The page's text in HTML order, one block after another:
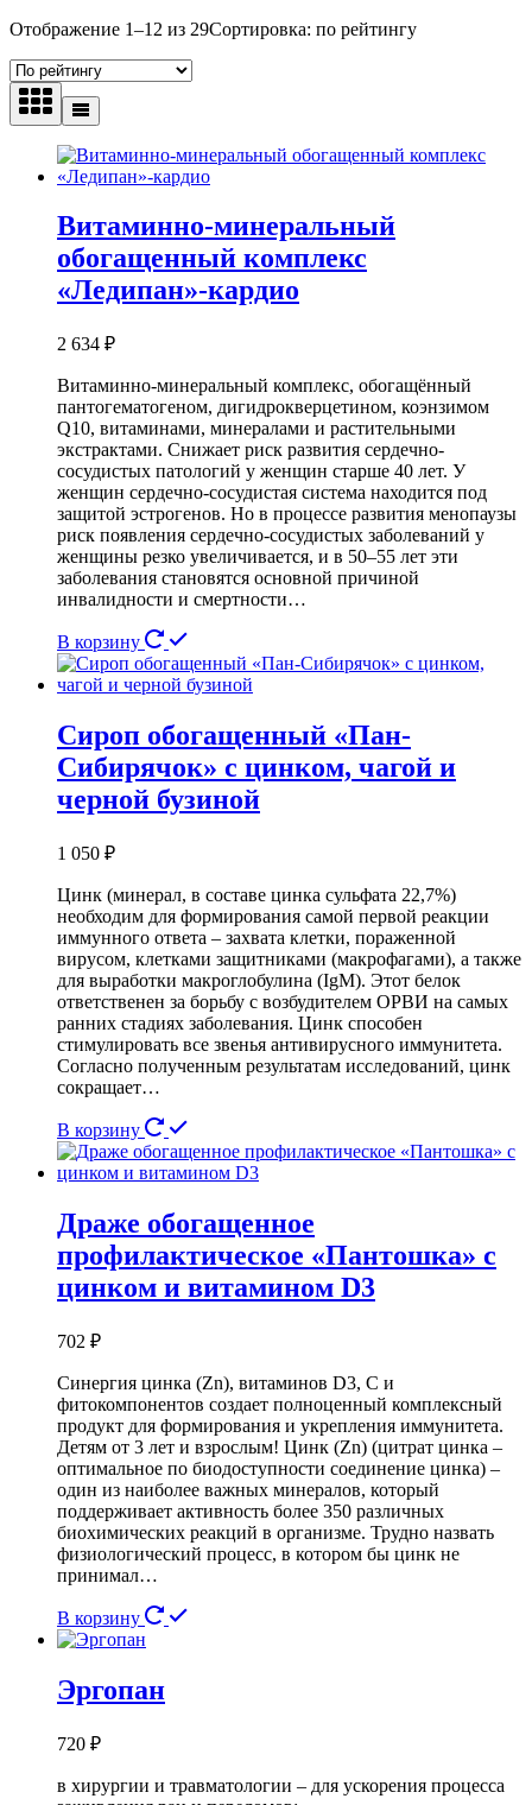
Отображение 1–12 из 29Сортировка: по рейтингу
Витаминно-минеральный
обогащенный комплекс
«Ледипан»-кардио
2 634 ₽
Витаминно-минеральный комплекс, обогащённый
пантогематогеном, дигидрокверцетином, коэнзимом
Q10, витаминами, минералами и растительными
экстрактами. Снижает риск развития сердечно-
сосудистых патологий у женщин старше 40 лет. У
женщин сердечно-сосудистая система находится под
защитой эстрогенов. Но в процессе развития менопаузы
риск появления сердечно-сосудистых заболеваний у
женщины резко увеличивается, и в 50–55 лет эти
заболевания становятся основной причиной
инвалидности и смертности…
В корзину
Сироп обогащенный «Пан-
Сибирячок» с цинком, чагой и
черной бузиной
1 050 ₽
Цинк (минерал, в составе цинка сульфата 22,7%)
необходим для формирования самой первой реакции
иммунного ответа – захвата клетки, пораженной
вирусом, клетками защитниками (макрофагами), а также
для выработки макроглобулина (IgM). Этот белок
ответственен за борьбу с возбудителем ОРВИ на самых
ранних стадиях заболевания. Цинк способен
стимулировать все звенья антивирусного иммунитета.
Согласно полученным результатам исследований, цинк
сокращает…
В корзину
Драже обогащенное
профилактическое «Пантошка» с
цинком и витамином D3
702 ₽
Синергия цинка (Zn), витаминов D3, С и
фитокомпонентов создает полноценный комплексный
продукт для формирования и укрепления иммунитета.
Детям от 3 лет и взрослым! Цинк (Zn) (цитрат цинка –
оптимальное по биодоступности соединение цинка) –
один из наиболее важных минералов, который
поддерживает активность более 350 различных
биохимических реакций в организме. Трудно назвать
физиологический процесс, в котором бы цинк не
принимал…
В корзину
Эргопан
720 ₽
в хирургии и травматологии – для ускорения процесса